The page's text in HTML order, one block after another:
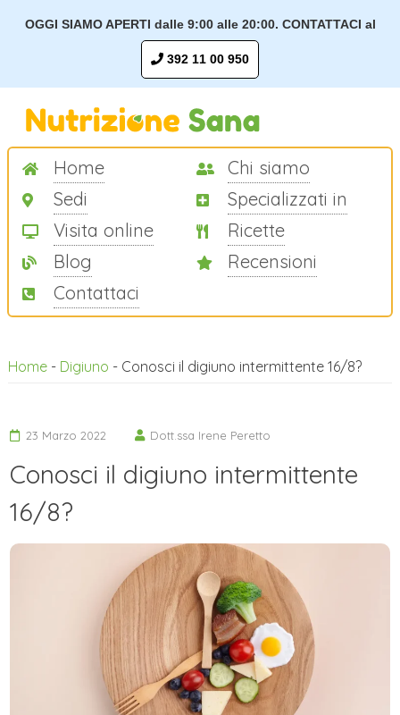
OGGI SIAMO APERTI dalle 9:00 alle 20:00. CONTATTACI al
392 11 00 950
Home
Chi siamo
Sedi
Specializzati in
Visita online
Ricette
Blog
Recensioni
Contattaci
Home- Digiuno - Conosci il digiuno intermittente 16/8?
23 Marzo 2022 Dott.ssa Irene Peretto
Conosci il digiuno intermittente
16/8?